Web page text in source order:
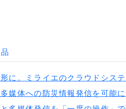
に。ミライエのクラウドシス
媒体への防災情報発信を可能に